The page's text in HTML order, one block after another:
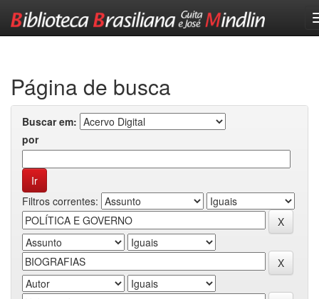
Página de busca
Buscar em:
por
Filtros correntes: